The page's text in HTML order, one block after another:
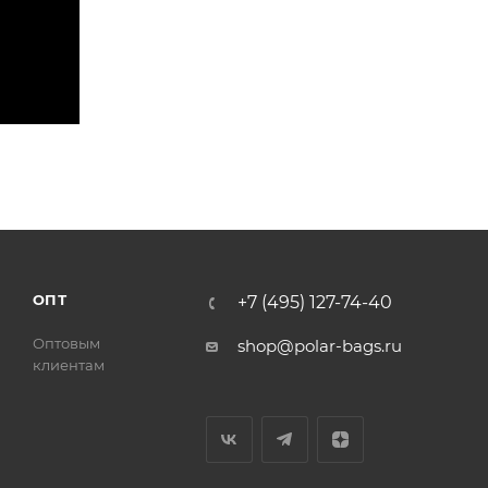
ОПТ
Оптовым
клиентам
+7 (495) 127-74-40
shop@polar-bags.ru